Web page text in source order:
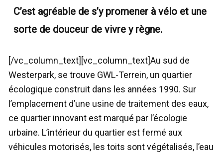
C’est agréable de s’y promener à vélo et une
sorte de douceur de vivre y règne.
[/vc_column_text][vc_column_text]Au sud de
Westerpark, se trouve GWL-Terrein, un quartier
écologique construit dans les années 1990. Sur
l’emplacement d’une usine de traitement des eaux,
ce quartier innovant est marqué par l’écologie
urbaine. L’intérieur du quartier est fermé aux
véhicules motorisés, les toits sont végétalisés, l’eau